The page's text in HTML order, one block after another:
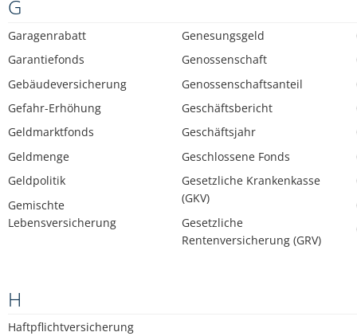
G
Garagenrabatt
Garantiefonds
Gebäudeversicherung
Gefahr-Erhöhung
Geldmarktfonds
Geldmenge
Geldpolitik
Gemischte
Lebensversicherung
Genesungsgeld
Genossenschaft
Genossenschaftsanteil
Geschäftsbericht
Geschäftsjahr
Geschlossene Fonds
Gesetzliche Krankenkasse
(GKV)
Gesetzliche
Rentenversicherung (GRV)
H
Haftpflichtversicherung